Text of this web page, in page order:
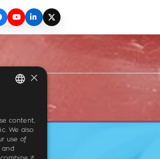
YouTubeLinkedInX (Twitter)
ENGLISH
GERMAN
×
content,
We also
use of
and